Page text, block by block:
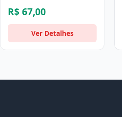
R$ 67,00
Ver Detalhes